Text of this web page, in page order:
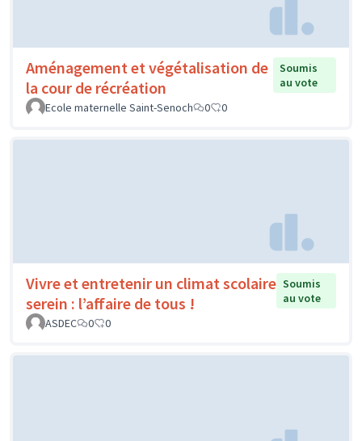
Aménagement et végétalisation de
la cour de récréation
Soumis
au vote
Ecole maternelle Saint-Senoch
0 0
Vivre et entretenir un climat scolaire
serein : l’affaire de tous !
Soumis
au vote
ASDEC
0 0